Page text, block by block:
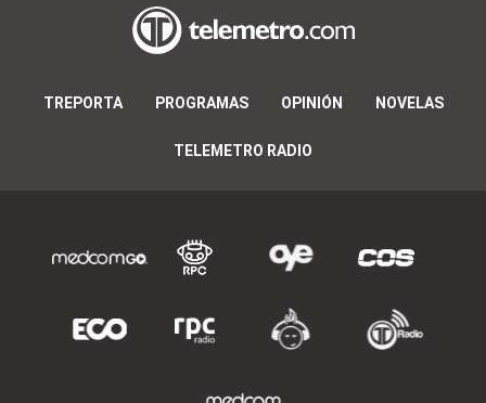
TREPORTA PROGRAMAS OPINIÓN NOVELAS
TELEMETRO RADIO